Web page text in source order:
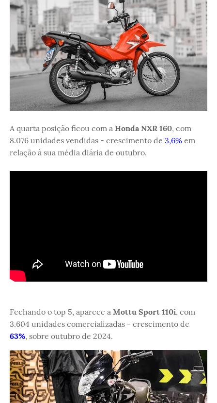
A quarta posição ficou com a Honda NXR 160, com
8.076 unidades vendidas - crescimento de 3,6% em
relação à sua média diária de outubro.
Fechando o top 5, aparece a Mottu Sport 110i, com
3.604 unidades comercializadas - crescimento de
63%, sobre outubro de 2024.